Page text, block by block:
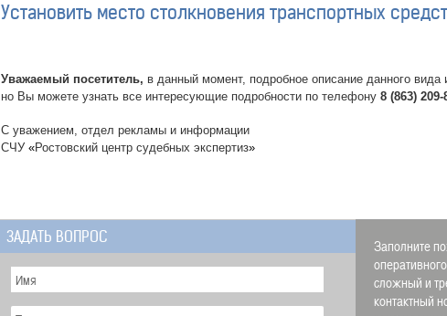
Установить место столкновения транспортных
Уважаемый посетитель, в данный момент, подробное описание данного вида
но Вы можете узнать все интересующие подробности по телефону 8 (863) 209-
С уважением, отдел рекламы и информации
СЧУ «Ростовский центр судебных экспертиз»
ЗАДАТЬ ВОПРОС
Заполните
сложный и
контактный